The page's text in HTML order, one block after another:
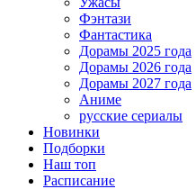
Фэнтази
Фантастика
Дорамы 2025 года
Дорамы 2026 года
Дорамы 2027 года
Аниме
русские сериалы
Новинки
Подборки
Наш топ
Расписание